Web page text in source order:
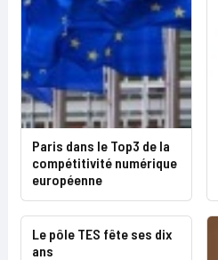
Paris dans le Top3 de la
compétitivité numérique
européenne
Le pôle TES fête ses dix
ans